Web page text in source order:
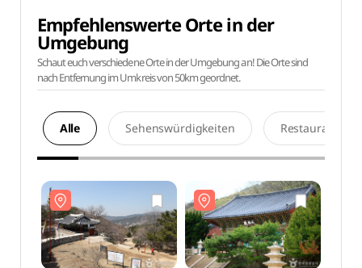
Empfehlenswerte Orte in der
Umgebung
Schaut euch verschiedene Orte in der Umgebung an! Die Orte sind
nach Entfernung im Umkreis von 50km geordnet.
Alle Sehenswürdigkeiten Restaurants